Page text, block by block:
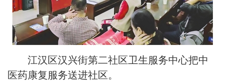
江汉区汉兴街第二社区卫生服务中心把中
医药康复服务送进社区。